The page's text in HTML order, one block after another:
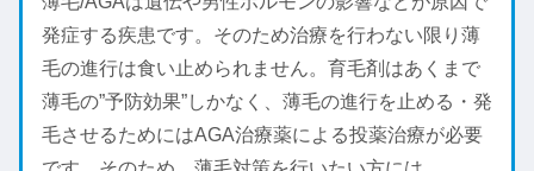
発症する疾患です。そのため治療を行わない限り薄
毛の進行は食い止められません。育毛剤はあくまで
薄毛の”予防効果”しかなく、薄毛の進行を止める・発
毛させるためにはAGA治療薬による投薬治療が必要